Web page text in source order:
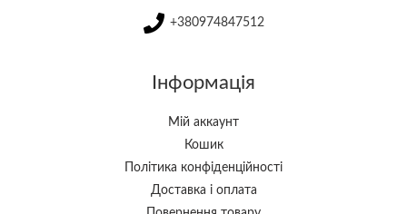
+380974847512
Інформація
Мій аккаунт
Кошик
Політика конфіденційності
Доставка і оплата